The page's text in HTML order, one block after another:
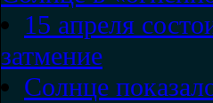
15 апреля
затмение
Солнце